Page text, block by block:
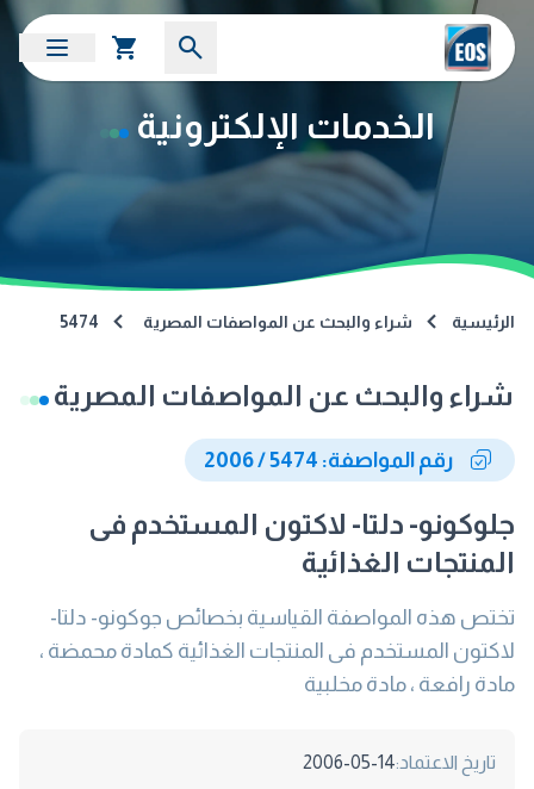
الخدمات الإلكترونية
الرئيسية شراء والبحث عن المواصفات المصرية 5474
شراء والبحث عن المواصفات المصرية
رقم المواصفة: 5474 / 2006
جلوكونو- دلتا- لاكتون المستخدم فى
المنتجات الغذائية
تختص هذه المواصفة القياسية بخصائص جوكونو- دلتا-
لاكتون المستخدم فى المنتجات الغذائية كمادة محمضة ،
مادة رافعة ، مادة مخلبية
تاريخ الاعتماد:2006-05-14